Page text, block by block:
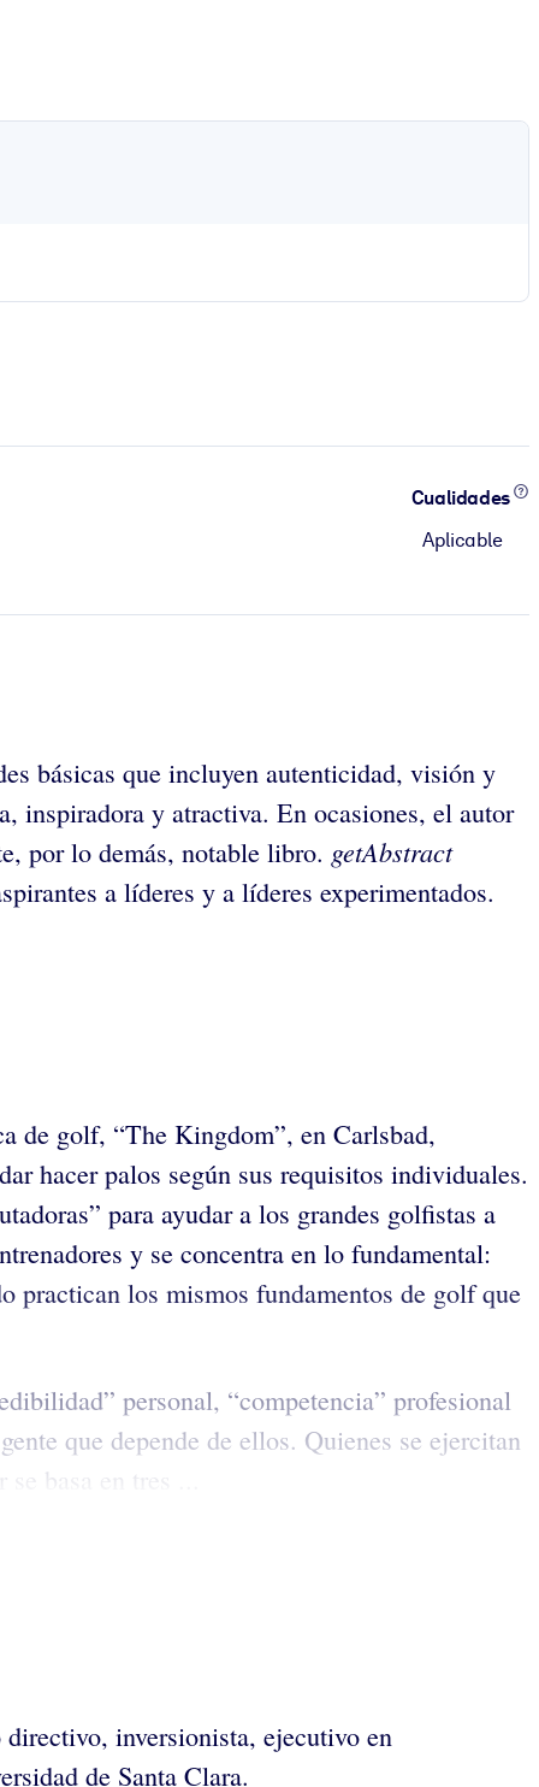
Cualidades
Aplicable
básicas que incluyen autenticidad, visión y
inspiradora y atractiva. En ocasiones, el autor
por lo demás, notable libro. getAbstract
a líderes y a líderes experimentados.
de golf, “The Kingdom”, en Carlsbad,
hacer palos según sus requisitos individuales.
para ayudar a los grandes golfistas a
y se concentra en lo fundamental:
practican los mismos fundamentos de golf que
personal, “competencia” profesional
que depende de ellos. Quienes se ejercitan
basa en tres ...
inversionista, ejecutivo en
de Santa Clara.